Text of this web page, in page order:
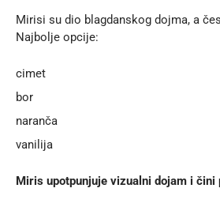
Mirisi su dio blagdanskog dojma, a
Najbolje opcije:
cimet
bor
naranča
vanilija
Miris upotpunjuje vizualni dojam i